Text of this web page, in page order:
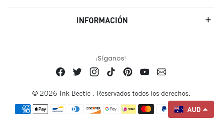
INFORMACIÓN
¡Síganos!
© 2026 Ink Beetle . Reservados todos los derechos.
Métodos de pago
AUD